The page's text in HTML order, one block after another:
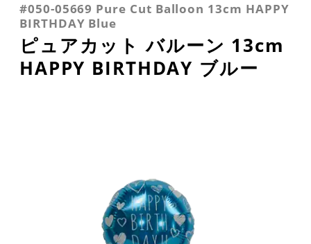
#050-05669 Pure Cut Balloon 13cm HAPPY
BIRTHDAY Blue
ピュアカット バルーン 13cm
HAPPY BIRTHDAY ブルー